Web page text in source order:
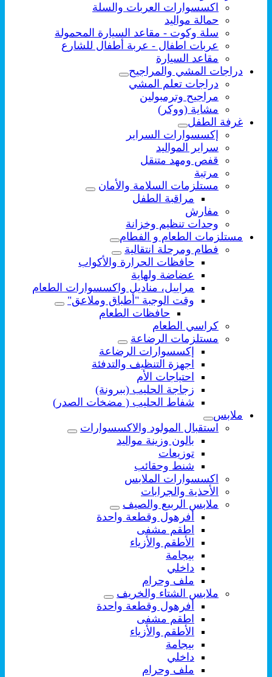
اكسسوارات العربات والسلة
حمالة مواليد
سلة وكوت - مقاعد السيارة المحمولة
عربات اطفال - عربة أطفال للشارع
مقاعد السيارة
دراجات المشي والمراجيح
دراجات تعلم المشي
مراجيح وترمبولين
مشاية (ووكر)
غرفة الطفل
إكسسوارات السراير
سراير المواليد
قفص ومهد متنقل
مرتبة
مستلزمات السلامة والأمان
مراقبة الطفل
مفارش
وحدات تنظيم وخزانة
مستلزمات الطعام و الفطام
فطام ومرحلة انتقالية
حافظات الحرارة والأكواب
عضاضة ولهاية
مراييل، مناديل واكسسوارات الطعام
وقت الوجبة "أطباق وملاعق"
حافظات الطعام
كراسي الطعام
مستلزمات الرضاعة
إكسسوارات الرضاعة
اجهزة التنظيف والتدفئة
احتياجات الأم
زجاجة الحليب (ببرونة)
شفاط الحليب ( مضخات الصدر)
ملابس
استقبال المولود والاكسسوارات
بالون وزينة مواليد
توزيعات
شنط وحقائب
اكسسوارات الملابس
الأحذية والجرابات
ملابس الربيع والصيف
أفرهول وقطعة واحدة
اطقم مشفى
الأطقم والأزياء
بيجامة
داخلي
ملف وحرام
ملابس الشتاء والخريف
أفرهول وقطعة واحدة
اطقم مشفى
الأطقم والأزياء
بيجامة
داخلي
ملف وحرام